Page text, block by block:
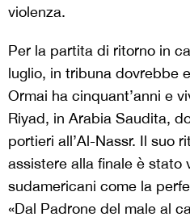
violenza.
Per la partita di ritorno in
luglio, in tribuna dovrebbe
Ormai ha cinquant’anni e
Riyad, in Arabia Saudita,
portieri all’Al-Nassr. Il suo
assistere alla finale è stato
sudamericani come la
«Dal Padrone del male al